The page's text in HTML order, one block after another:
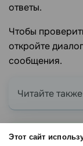
Этот сайт
ответы.
Чтобы
откройте
сообщения.
Читайте
В случае,